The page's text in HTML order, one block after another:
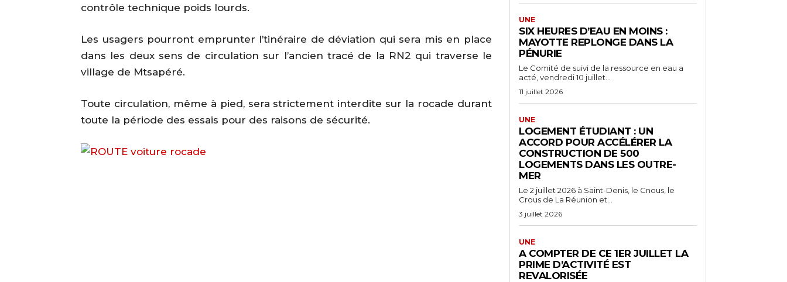
contrôle technique poids lourds.
Les usagers pourront emprunter l’tinéraire de déviation qui sera mis en place
dans les deux sens de circulation sur l’ancien tracé de la RN2 qui traverse le
village de Mtsapéré.
Toute circulation, même à pied, sera strictement interdite sur la rocade durant
toute la période des essais pour des raisons de sécurité.
UNE
SIX HEURES D’EAU EN MOINS :
MAYOTTE REPLONGE DANS LA
PÉNURIE
Le Comité de suivi de la ressource en eau a
acté, vendredi 10 juillet...
11 juillet 2026
UNE
LOGEMENT ÉTUDIANT : UN
ACCORD POUR ACCÉLÉRER LA
CONSTRUCTION DE 500
LOGEMENTS DANS LES OUTRE-
MER
Le 2 juillet 2026 à Saint-Denis, le Cnous, le
Crous de La Réunion et...
3 juillet 2026
UNE
A COMPTER DE CE 1ER JUILLET LA
PRIME D’ACTIVITÉ EST
REVALORISÉE